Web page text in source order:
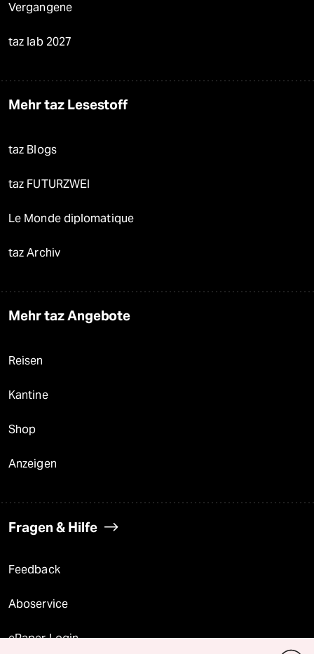
Vergangene
taz lab 2027
Mehr taz Lesestoff
taz Blogs
taz FUTURZWEI
Le Monde diplomatique
taz Archiv
Mehr taz Angebote
Reisen
Kantine
Shop
Anzeigen
Fragen & Hilfe
Feedback
Aboservice
ePaper Login